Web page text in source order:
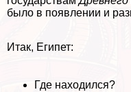
было в появлении и
Итак, Египет:
Где находился?